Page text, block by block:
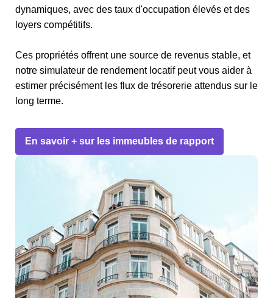
dynamiques, avec des taux d'occupation élevés et des
loyers compétitifs.
Ces propriétés offrent une source de revenus stable, et
notre simulateur de rendement locatif peut vous aider à
estimer précisément les flux de trésorerie attendus sur le
long terme.
En savoir + sur les immeubles de rapport